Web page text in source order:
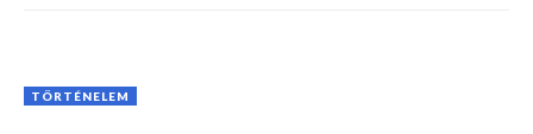
TÖRTÉNELEM